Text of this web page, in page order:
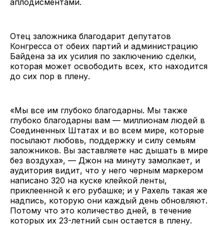
Отец заложника благодарит депутатов
Конгресса от обеих партий и администрацию
Байдена за их усилия по заключению сделки,
которая может освободить всех, кто находится
до сих пор в плену.
«Мы все им глубоко благодарны. Мы также
глубоко благодарны вам — миллионам людей в
Соединенных Штатах и ​​во всем мире, которые
посылают любовь, поддержку и силу семьям
заложников. Вы заставляете нас дышать в мире
без воздуха», — Джон на минуту замолкает, и
аудитория видит, что у него черным маркером
написано 320 на куске клейкой ленты,
приклеенной к его рубашке; и у Рахель такая же
надпись, которую они каждый день обновляют.
Потому что это количество дней, в течение
которых их 23-летний сын остается в плену.